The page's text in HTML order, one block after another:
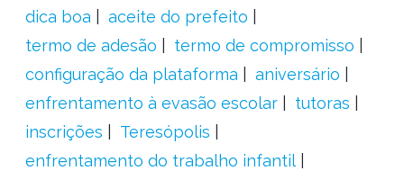
dica boa
aceite do prefeito
termo de adesão
termo de compromisso
configuração da plataforma
aniversário
enfrentamento à evasão escolar
tutoras
inscrições
Teresópolis
enfrentamento do trabalho infantil